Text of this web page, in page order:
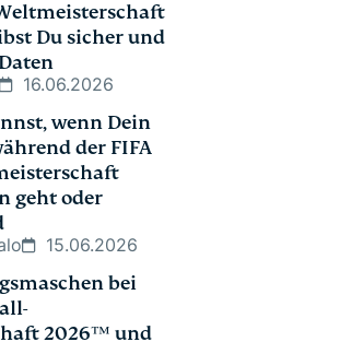
Du sicher und
16.06.2026
wenn Dein
der FIFA
geht oder
15.06.2026
bei
2026™️ und